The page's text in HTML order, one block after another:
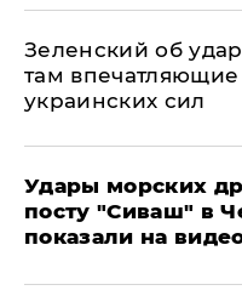
Зеленский об
там впечатляющие
украинских сил
Удары морских
посту "Сиваш" в
показали на